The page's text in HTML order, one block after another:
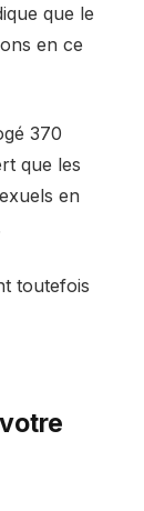
que le
en ce
370
que les
en
toutefois